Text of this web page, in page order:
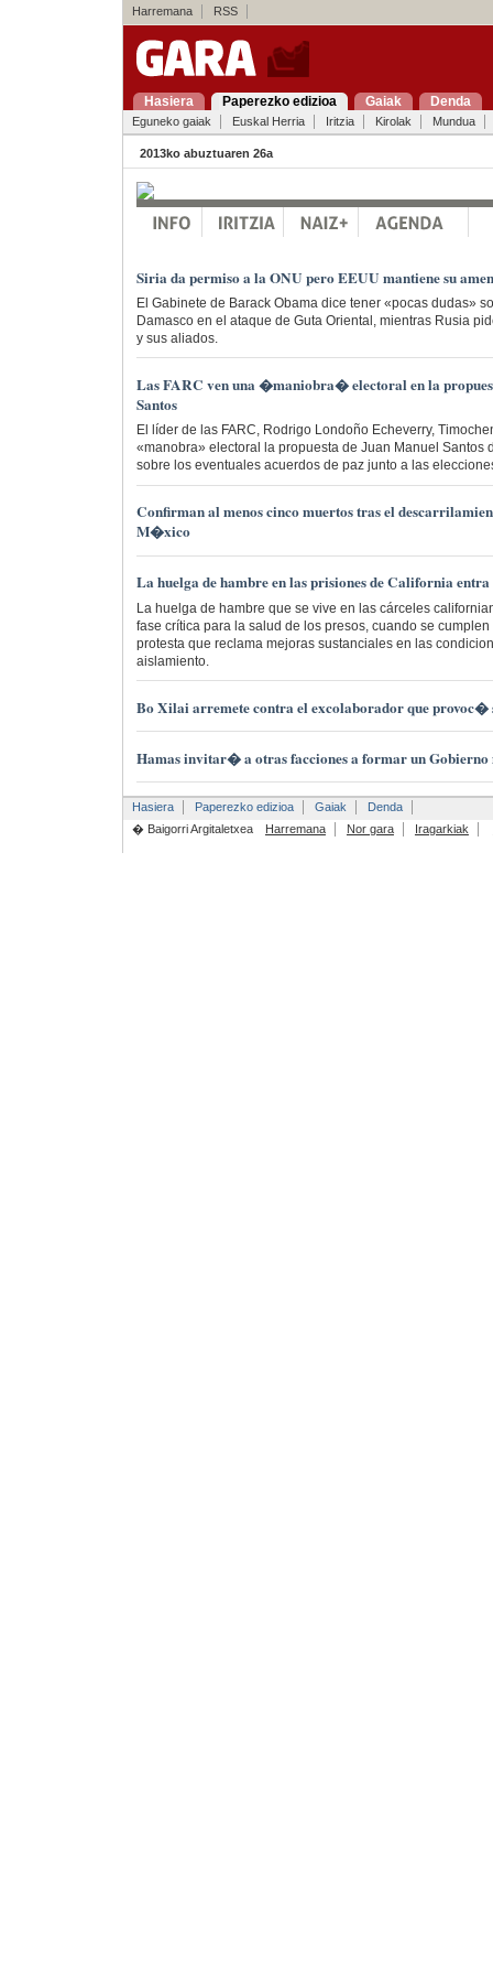
Harremana RSS
Hasiera Paperezko edizioa Gaiak Denda
Eguneko gaiak Euskal Herria Iritzia Kirolak Mundua
2013ko abuztuaren 26a
Siria da permiso a la ONU pero EEUU mantiene su
El Gabinete de Barack Obama dice tener «pocas dudas»
Damasco en el ataque de Guta Oriental, mientras Rusia
y sus aliados.
Las FARC ven una �maniobra� electoral en la
Santos
El líder de las FARC, Rodrigo Londoño Echeverry,
«manobra» electoral la propuesta de Juan Manuel Santos
sobre los eventuales acuerdos de paz junto a las
Confirman al menos cinco muertos tras el
M�xico
La huelga de hambre en las prisiones de California
La huelga de hambre que se vive en las cárceles
fase crítica para la salud de los presos, cuando se
protesta que reclama mejoras sustanciales en las
aislamiento.
Bo Xilai arremete contra el excolaborador que provoc�
Hamas invitar� a otras facciones a formar un
Hasiera Paperezko edizioa Gaiak
Denda
� Baigorri Argitaletxea
Harremana Nor gara Iragarkiak